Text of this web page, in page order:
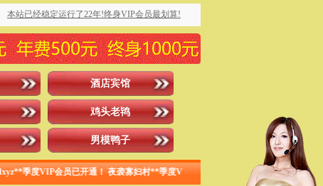
本站已经稳定运行了22年!终身VIP会员最划算!
酒店宾馆
鸡头老鸨
男模鸭子
夜袭寡妇村**季度VIP会员已开通！炮打五湖** 季度VIP